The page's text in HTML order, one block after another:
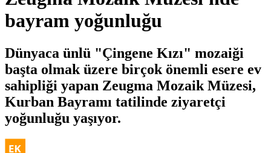
bayram yoğunluğu
Dünyaca ünlü "Çingene Kızı" mozaiği
başta olmak üzere birçok önemli esere ev
sahipliği yapan Zeugma Mozaik Müzesi,
Kurban Bayramı tatilinde ziyaretçi
yoğunluğu yaşıyor.